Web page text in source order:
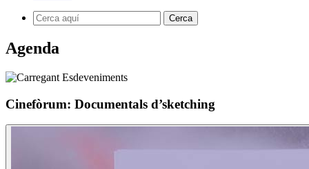
Agenda
Cinefòrum: Documentals d’sketching